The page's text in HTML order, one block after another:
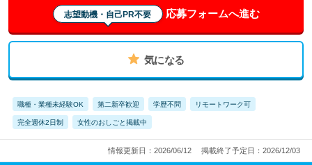
志望動機・自己PR不要 応募フォームへ進む
気になる
職種・業種未経験OK 第二新卒歓迎 学歴不問 リモートワーク可
完全週休2日制 女性のおしごと掲載中
情報更新日：2026/06/12 掲載終了予定日：2026/12/03